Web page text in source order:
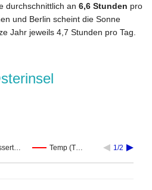
durchschnittlich an 6,6 Stunden pro
und Berlin scheint die Sonne
Jahr jeweils 4,7 Stunden pro Tag.
Temp (T… 1/2